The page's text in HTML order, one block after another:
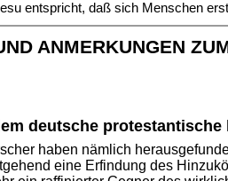
entspricht, daß sich Menschen